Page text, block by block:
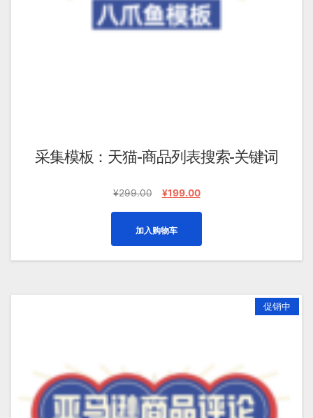
采集模板：天猫-商品列表搜索-关键词
¥299.00
原
¥299.00。
¥199.00当
为：
¥199.00。
加入购物车
促销中